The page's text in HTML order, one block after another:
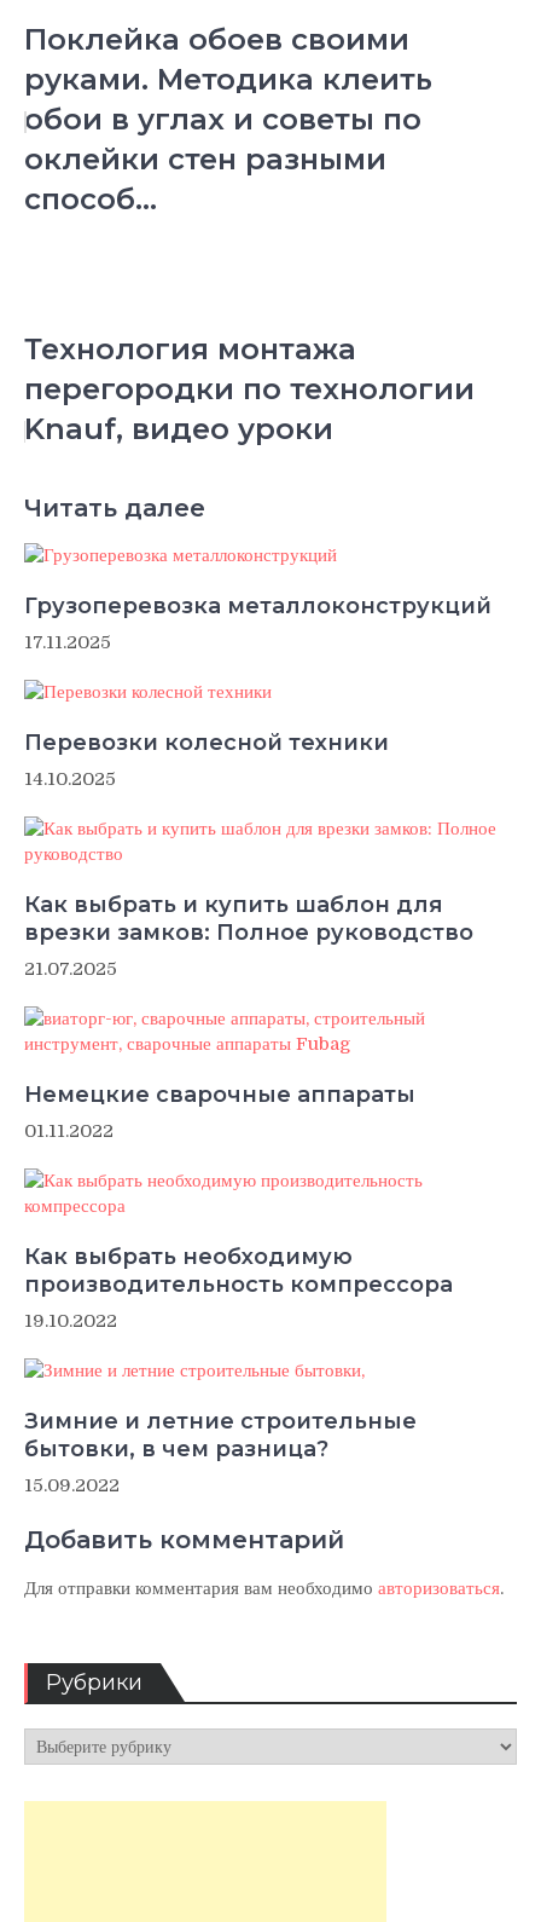
Поклейка обоев своими
руками. Методика клеить
обои в углах и советы по
оклейки стен разными
способ...
Технология монтажа
перегородки по технологии
Knauf, видео уроки
Читать далее
Грузоперевозка металлоконструкций
17.11.2025
Перевозки колесной техники
14.10.2025
Как выбрать и купить шаблон для
врезки замков: Полное руководство
21.07.2025
Немецкие сварочные аппараты
01.11.2022
Как выбрать необходимую
производительность компрессора
19.10.2022
Зимние и летние строительные
бытовки, в чем разница?
15.09.2022
Добавить комментарий
Для отправки комментария вам необходимо авторизоваться.
Рубрики
Рубрики